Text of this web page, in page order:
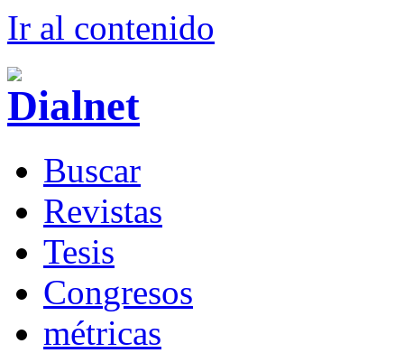
Ir al contenido
Buscar
Revistas
Tesis
Congresos
métricas